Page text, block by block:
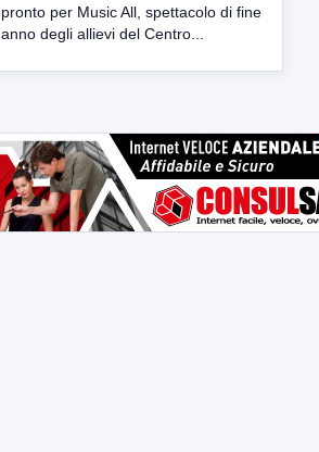
pronto per Music All, spettacolo di fine
anno degli allievi del Centro...